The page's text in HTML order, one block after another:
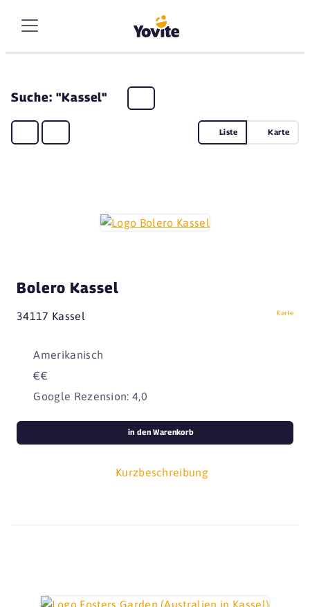
Suche: "Kassel"
Liste Karte
Bolero Kassel
34117 Kassel Karte
Amerikanisch
€€
Google Rezension: 4,0
Kurzbeschreibung
in den Warenkorb